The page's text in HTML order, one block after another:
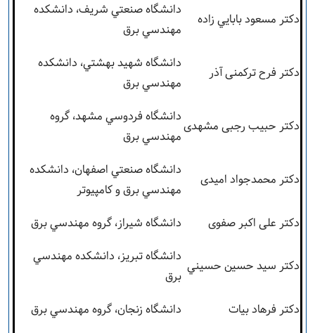
دکتر مسعود بابايي زاده
دانشگاه صنعتي شريف، دانشکده
مهندسي برق
دکتر فرح ترکمنی آذر
دانشگاه شهيد بهشتي، دانشکده
مهندسي برق
دکتر حبیب رجبی مشهدی
دانشگاه فردوسي مشهد، گروه
مهندسي برق
دکتر محمدجواد امیدی
دانشگاه صنعتي اصفهان، دانشکده
مهندسي برق و کامپيوتر
دکتر علی اکبر صفوی
دانشگاه شيراز، گروه مهندسي برق
دکتر سيد حسين حسيني
دانشگاه تبريز، دانشکده مهندسي
برق
دکتر فرهاد بیات
دانشگاه زنجان، گروه مهندسي برق